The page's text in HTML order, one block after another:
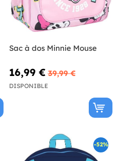
Sac à dos Minnie Mouse
16,99 € 39,99 €
DISPONIBLE
-52%